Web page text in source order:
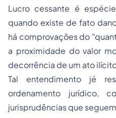
Lucro cessante é
quando existe de fato
há comprovações do
a proximidade do valor
decorrência de um ato
Tal entendimento jé
ordenamento jurídico,
jurisprudências que